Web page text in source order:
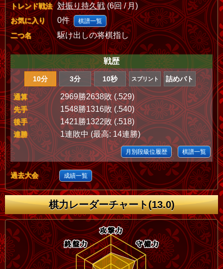
トレンド戦法 対振り持久戦(6回 / 月)
お気に入り 0件 棋譜一覧
二つ名 駆け出しの将棋指し
戦歴
10分 3分 10秒 スプリント 詰めバト
通算 2969勝2638敗 (.529)
先手 1548勝1316敗 (.540)
後手 1421勝1322敗 (.518)
連勝 1連敗中 (最高: 14連勝)
月別段級位履歴 棋譜一覧
過去大会 成績一覧
棋力レーダーチャート(13.0)